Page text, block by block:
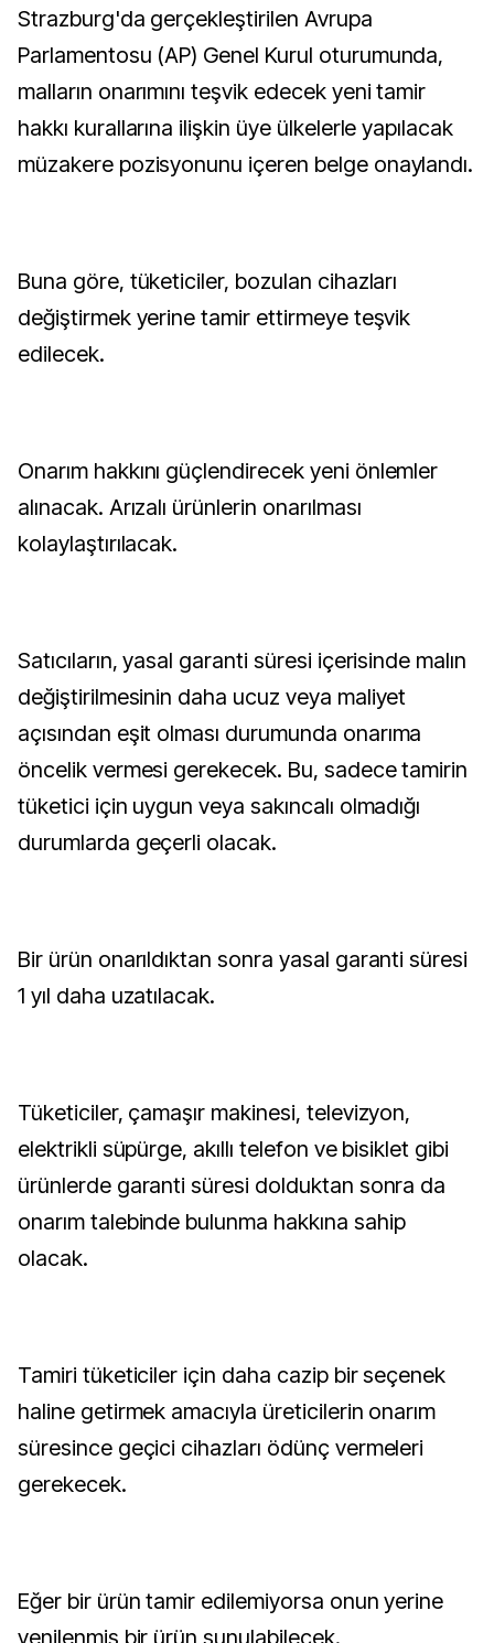
Strazburg'da gerçekleştirilen Avrupa
Parlamentosu (AP) Genel Kurul oturumunda,
malların onarımını teşvik edecek yeni tamir
hakkı kurallarına ilişkin üye ülkelerle yapılacak
müzakere pozisyonunu içeren belge onaylandı.
Buna göre, tüketiciler, bozulan cihazları
değiştirmek yerine tamir ettirmeye teşvik
edilecek.
Onarım hakkını güçlendirecek yeni önlemler
alınacak. Arızalı ürünlerin onarılması
kolaylaştırılacak.
Satıcıların, yasal garanti süresi içerisinde malın
değiştirilmesinin daha ucuz veya maliyet
açısından eşit olması durumunda onarıma
öncelik vermesi gerekecek. Bu, sadece tamirin
tüketici için uygun veya sakıncalı olmadığı
durumlarda geçerli olacak.
Bir ürün onarıldıktan sonra yasal garanti süresi
1 yıl daha uzatılacak.
Tüketiciler, çamaşır makinesi, televizyon,
elektrikli süpürge, akıllı telefon ve bisiklet gibi
ürünlerde garanti süresi dolduktan sonra da
onarım talebinde bulunma hakkına sahip
olacak.
Tamiri tüketiciler için daha cazip bir seçenek
haline getirmek amacıyla üreticilerin onarım
süresince geçici cihazları ödünç vermeleri
gerekecek.
Eğer bir ürün tamir edilemiyorsa onun yerine
yenilenmiş bir ürün sunulabilecek.